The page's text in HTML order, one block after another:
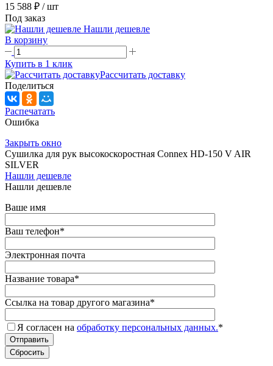
15 588 ₽ / шт
Под заказ
Нашли дешевле
В корзину
Купить в 1 клик
Рассчитать доставку
Поделиться
Распечатать
Ошибка
Закрыть окно
Сушилка для рук высокоскоростная Connex HD-150 V AIR
SILVER
Нашли дешевле
Нашли дешевле
Ваше имя
Ваш телефон*
Электронная почта
Название товара*
Ссылка на товар другого магазина*
Я согласен на обработку персональных данных.*